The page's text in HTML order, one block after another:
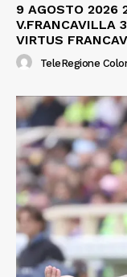
9 AGOSTO 2026
V.FRANCAVILLA
VIRTUS
TeleRegione Color